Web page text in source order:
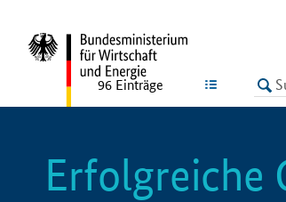
LISTE
96 Einträge
Erfolgreiche